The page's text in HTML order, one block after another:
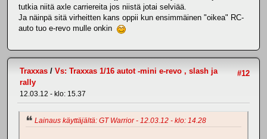
tutkia niitä axle carriereita jos niistä jotai selviää.
Ja näinpä sitä virheitten kans oppii kun ensimmäinen "oikea" RC-
auto tuo e-revo mulle onkin
#12
Traxxas / Vs: Traxxas 1/16 autot -mini e-revo , slash ja
rally
12.03.12 - klo: 15.37
Lainaus käyttäjältä: GT Warrior - 12.03.12 - klo: 14.28